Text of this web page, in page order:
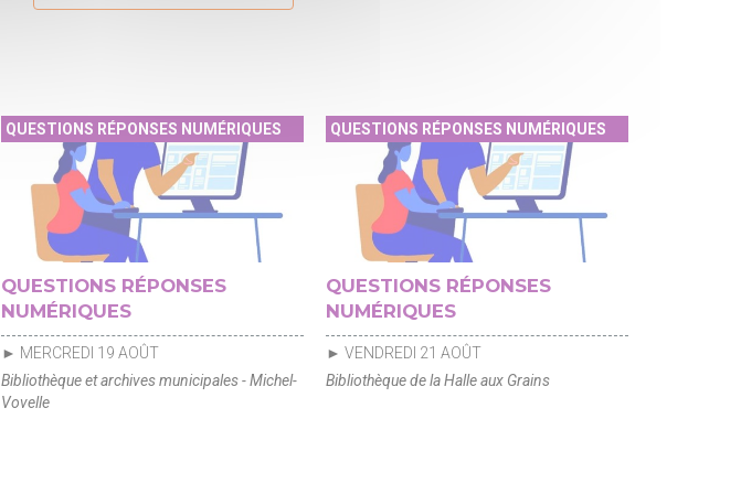
QUESTIONS RÉPONSES NUMÉRIQUES
QUESTIONS RÉPONSES
NUMÉRIQUES
► MERCREDI 19 AOÛT
Bibliothèque et archives municipales - Michel-
Vovelle
QUESTIONS RÉPONSES NUMÉRIQUES
QUESTIONS RÉPONSES
NUMÉRIQUES
► VENDREDI 21 AOÛT
Bibliothèque de la Halle aux Grains